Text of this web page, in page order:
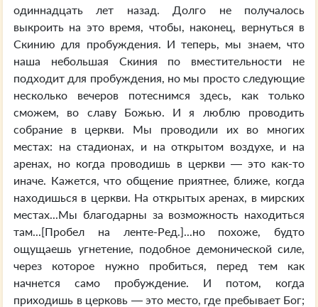
одиннадцать лет назад. Долго не получалось
выкроить на это время, чтобы, наконец, вернуться в
Скинию для пробуждения. И теперь, мы знаем, что
наша небольшая Скиния по вместительности не
подходит для пробуждения, но мы просто следующие
несколько вечеров потеснимся здесь, как только
сможем, во славу Божью. И я люблю проводить
собрание в церкви. Мы проводили их во многих
местах: на стадионах, и на открытом воздухе, и на
аренах, но когда проводишь в церкви — это как-то
иначе. Кажется, что общение приятнее, ближе, когда
находишься в церкви. На открытых аренах, в мирских
местах...Мы благодарны за возможность находиться
там...[Пробел на ленте-Ред.]...но похоже, будто
ощущаешь угнетение, подобное демонической силе,
через которое нужно пробиться, перед тем как
начнется само пробуждение. И потом, когда
приходишь в церковь — это место, где пребывает Бог;